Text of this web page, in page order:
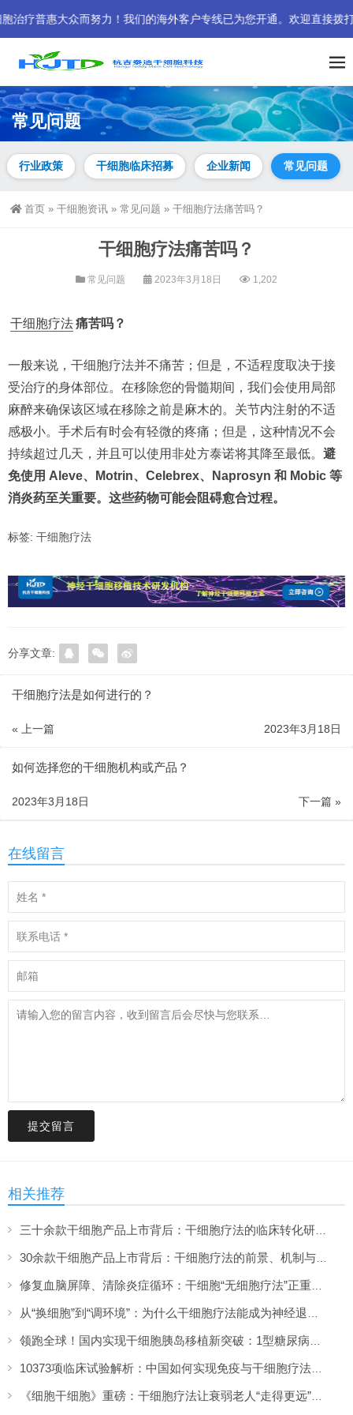
疗普惠大众而努力！我们的海外客户专线已为您开通。欢迎直接拨打
常见问题
行业政策 干细胞临床招募 企业新闻 常见问题
首页 » 干细胞资讯 » 常见问题 » 干细胞疗法痛苦吗？
干细胞疗法痛苦吗？
常见问题 2023年3月18日 1,202
干细胞疗法痛苦吗？
一般来说，干细胞疗法并不痛苦；但是，不适程度取决于接
受治疗的身体部位。在移除您的骨髓期间，我们会使用局部
麻醉来确保该区域在移除之前是麻木的。关节内注射的不适
感极小。手术后有时会有轻微的疼痛；但是，这种情况不会
持续超过几天，并且可以使用非处方泰诺将其降至最低。 避
免使用 Aleve、Motrin、Celebrex、Naprosyn 和 Mobic 等
消炎药至关重要。这些药物可能会阻碍愈合过程。
标签: 干细胞疗法
分享文章:
干细胞疗法是如何进行的？
« 上一篇 2023年3月18日
如何选择您的干细胞机构或产品？
下一篇 »
2023年3月18日
在线留言
提交留言
相关推荐